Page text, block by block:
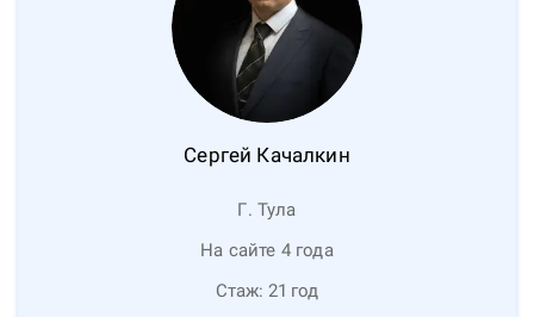
Сергей Качалкин
Г. Тула
На сайте 4 года
Стаж: 21 год